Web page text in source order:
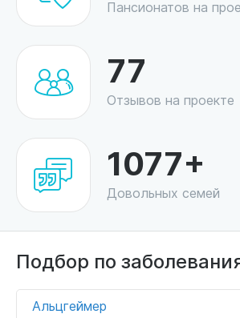
Пансионатов на
77
Отзывов на проекте
1077+
Довольных семей
Подбор по
Альцгеймер